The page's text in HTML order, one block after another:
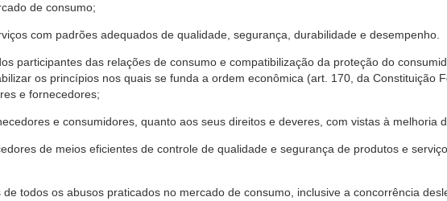
de consumo;
com padrões adequados de qualidade, segurança, durabilidade e desempenho.
participantes das relações de consumo e compatibilização da proteção do
os princípios nos quais se funda a ordem econômica (art. 170, da Constituição
e fornecedores;
e consumidores, quanto aos seus direitos e deveres, com vistas à melhoria
de meios eficientes de controle de qualidade e segurança de produtos e
todos os abusos praticados no mercado de consumo, inclusive a concorrência